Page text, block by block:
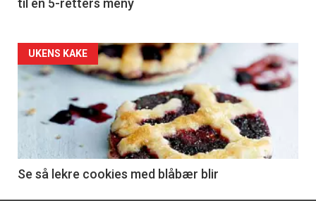
til en 5-retters meny
Forsiden
akkurat
nå
6
UKENS KAKE
Se så lekre cookies med blåbær blir